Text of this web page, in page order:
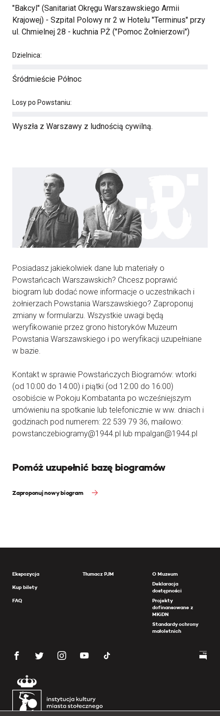
"Bakcyl" (Sanitariat Okręgu Warszawskiego Armii
Krajowej) - Szpital Polowy nr 2 w Hotelu "Terminus" przy
ul. Chmielnej 28 - kuchnia PŻ ("Pomoc Żołnierzowi")
Dzielnica:
Śródmieście Północ
Losy po Powstaniu:
Wyszła z Warszawy z ludnością cywilną.
Posiadasz jakiekolwiek dane lub materiały o
Powstańcach Warszawskich? Chcesz poprawić
biogram lub dodać nowe informacje o uczestnikach i
żołnierzach Powstania Warszawskiego? Zaproponuj
zmiany w formularzu. Wszystkie uwagi będą
weryfikowanie przez grono historyków Muzeum
Powstania Warszawskiego i po weryfikacji uzupełniane
w bazie.
Kontakt w sprawie Powstańczych Biogramów: wtorki
(od 10:00 do 14:00) i piątki (od 12:00 do 16:00)
osobiście w Pokoju Kombatanta po wcześniejszym
umówieniu na spotkanie lub telefonicznie w ww. dniach i
godzinach pod numerem: 22 539 79 36, mailowo:
powstanczebiogramy@1944.pl lub mpalgan@1944.pl
Pomóż uzupełnić bazę biogramów
Zaproponuj nowy biogram
Ekspozycja
Kup bilety
FAQ
Tłumacz PJM
O Muzeum
Deklaracja
dostępności
Projekty
dofinansowane z
MKiDN
Standardy ochrony
małoletnich